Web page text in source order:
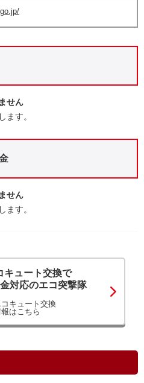
せん
ます。
せん
ます。
キュート交換で
対応のエコ突撃隊
キュート交換
はこちら